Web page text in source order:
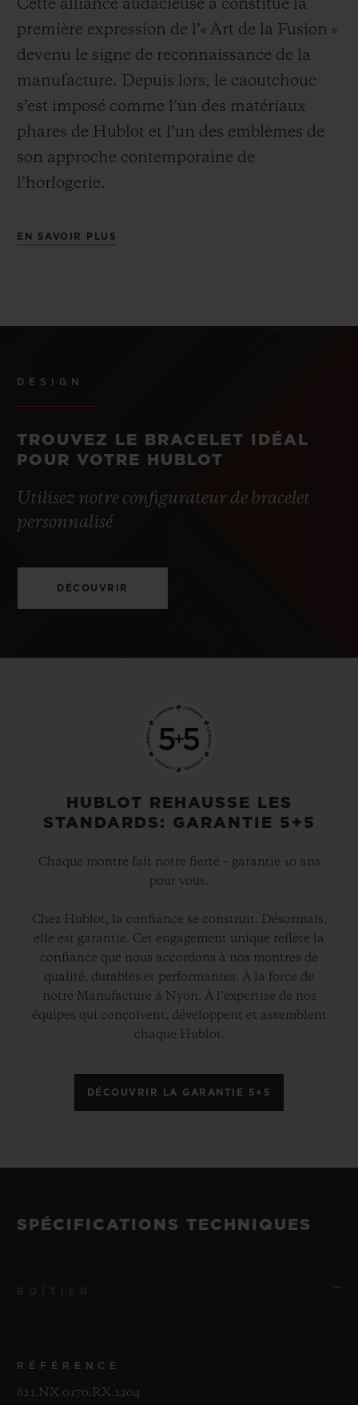
Cette alliance audacieuse a constitué la
première expression de l’« Art de la Fusion »
devenu le signe de reconnaissance de la
manufacture. Depuis lors, le caoutchouc
s’est imposé comme l’un des matériaux
phares de Hublot et l’un des emblèmes de
son approche contemporaine de
l’horlogerie.
EN SAVOIR PLUS
DESIGN
TROUVEZ LE BRACELET IDÉAL
POUR VOTRE HUBLOT
Utilisez notre configurateur de bracelet
personnalisé
DÉCOUVRIR
HUBLOT REHAUSSE LES
STANDARDS: GARANTIE 5+5
Chaque montre fait notre fierté – garantie 10 ans
pour vous.
Chez Hublot, la confiance se construit. Désormais,
elle est garantie. Cet engagement unique reflète la
confiance que nous accordons à nos montres de
qualité, durables et performantes. À la force de
notre Manufacture à Nyon. À l’expertise de nos
équipes qui conçoivent, développent et assemblent
chaque Hublot.
DÉCOUVRIR LA GARANTIE 5+5
SPÉCIFICATIONS TECHNIQUES
RÉFÉRENCE
821.NX.0170.RX.1204